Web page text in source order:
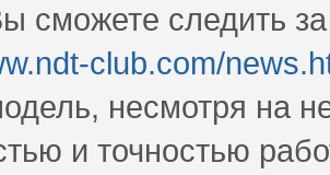
сможете следить
club.com/
несмотря на
и точностью